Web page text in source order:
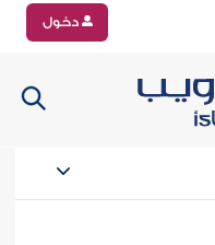
دخول